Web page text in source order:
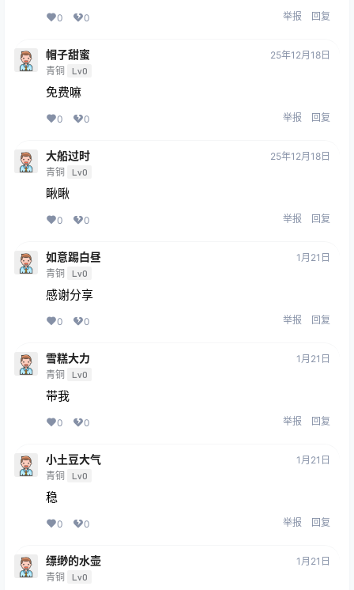
0 0 举报 回复
帽子甜蜜
青铜 Lv0
25年12月18日
免费嘛
0 0 举报 回复
大船过时
青铜 Lv0
25年12月18日
瞅瞅
0 0 举报 回复
如意踢白昼
青铜 Lv0
1月21日
感谢分享
0 0 举报 回复
雪糕大力
青铜 Lv0
1月21日
带我
0 0 举报 回复
小土豆大气
青铜 Lv0
1月21日
稳
0 0 举报 回复
缥缈的水壶
青铜 Lv0
1月21日